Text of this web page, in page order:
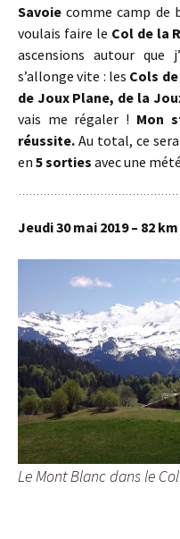
Savoie comme camp de
voulais faire le Col de la
ascensions autour que
s’allonge vite : les Cols
de Joux Plane, de la
vais me régaler ! Mon
réussite. Au total, ce
en 5 sorties avec une
Jeudi 30 mai 2019 – 82
Le Mont Blanc dans le